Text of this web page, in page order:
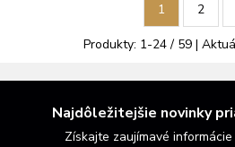
1 2
Produkty: 1-24/ 59 |
Najdôležitejšie novinky
Získajte zaujímavé